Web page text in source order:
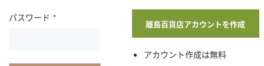
パスワード
離島百貨店アカウントを作成
アカウント作成は無料